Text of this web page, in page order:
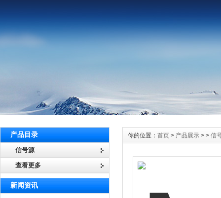
产品目录
信号源
查看更多
新闻资讯
你的位置： 首页 > 产品展示 > > 信